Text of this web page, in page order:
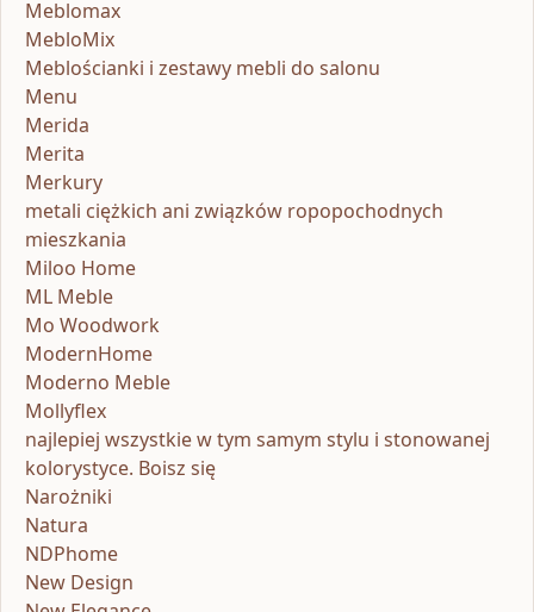
Meblomax
MebloMix
Meblościanki i zestawy mebli do salonu
Menu
Merida
Merita
Merkury
metali ciężkich ani związków ropopochodnych
mieszkania
Miloo Home
ML Meble
Mo Woodwork
ModernHome
Moderno Meble
Mollyflex
najlepiej wszystkie w tym samym stylu i stonowanej
kolorystyce. Boisz się
Narożniki
Natura
NDPhome
New Design